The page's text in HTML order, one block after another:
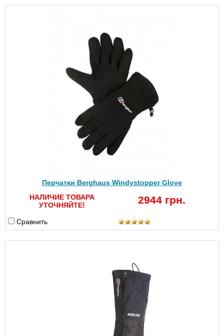
Перчатки Berghaus Windystopper Glove
НАЛИЧИЕ ТОВАРА
УТОЧНЯЙТЕ!
2944 грн.
Сравнить